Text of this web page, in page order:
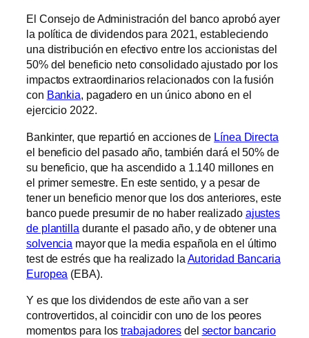
El Consejo de Administración del banco aprobó ayer
la política de dividendos para 2021, estableciendo
una distribución en efectivo entre los accionistas del
50% del beneficio neto consolidado ajustado por los
impactos extraordinarios relacionados con la fusión
con Bankia, pagadero en un único abono en el
ejercicio 2022.
Bankinter, que repartió en acciones de Línea Directa
el beneficio del pasado año, también dará el 50% de
su beneficio, que ha ascendido a 1.140 millones en
el primer semestre. En este sentido, y a pesar de
tener un beneficio menor que los dos anteriores, este
banco puede presumir de no haber realizado ajustes
de plantilla durante el pasado año, y de obtener una
solvencia mayor que la media española en el último
test de estrés que ha realizado la Autoridad Bancaria
Europea (EBA).
Y es que los dividendos de este año van a ser
controvertidos, al coincidir con uno de los peores
momentos para lostrabajadores del sector bancario